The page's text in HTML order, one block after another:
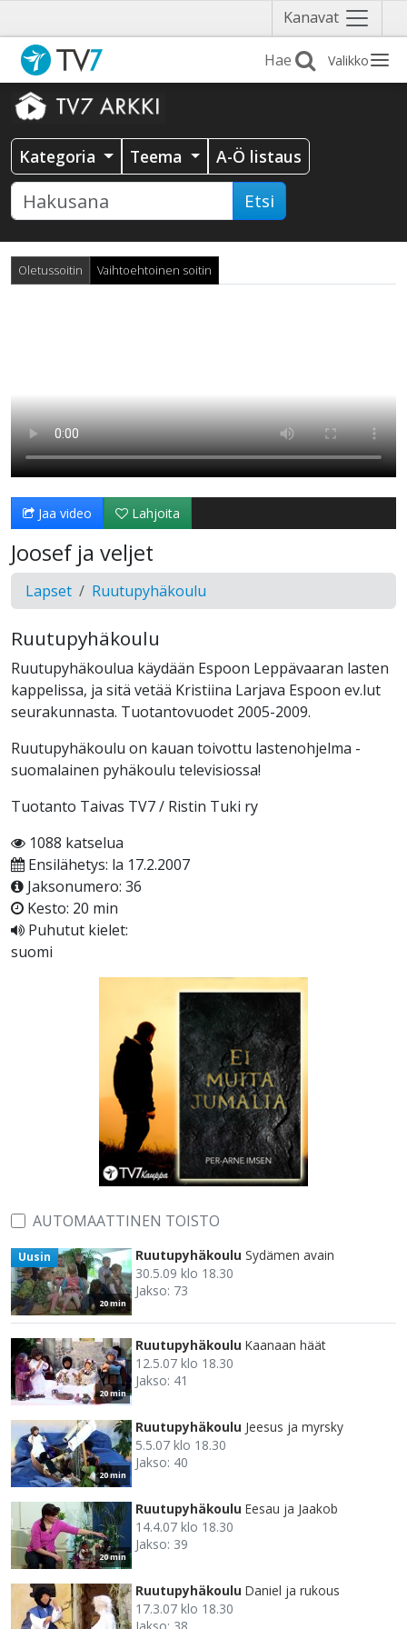
Kanavat Näytä
valikko
Valikko
Kategoria Teema A-Ö listaus
Etsi
Oletussoitin Vaihtoehtoinen soitin
Jaa video Lahjoita
Joosef ja veljet
Lapset Ruutupyhäkoulu
Ruutupyhäkoulu
Ruutupyhäkoulua käydään Espoon Leppävaaran lasten
kappelissa, ja sitä vetää Kristiina Larjava Espoon ev.lut
seurakunnasta. Tuotantovuodet 2005-2009.
Ruutupyhäkoulu on kauan toivottu lastenohjelma -
suomalainen pyhäkoulu televisiossa!
Tuotanto Taivas TV7 / Ristin Tuki ry
1088 katselua
Ensilähetys: la 17.2.2007
Jaksonumero: 36
Kesto: 20 min
Puhutut kielet:
suomi
AUTOMAATTINEN TOISTO
20 min
Uusin Ruutupyhäkoulu Sydämen avain
30.5.09 klo 18.30
Jakso: 73
20 min
Ruutupyhäkoulu Kaanaan häät
12.5.07 klo 18.30
Jakso: 41
20 min
Ruutupyhäkoulu Jeesus ja myrsky
5.5.07 klo 18.30
Jakso: 40
20 min
Ruutupyhäkoulu Eesau ja Jaakob
14.4.07 klo 18.30
Jakso: 39
Ruutupyhäkoulu Daniel ja rukous
17.3.07 klo 18.30